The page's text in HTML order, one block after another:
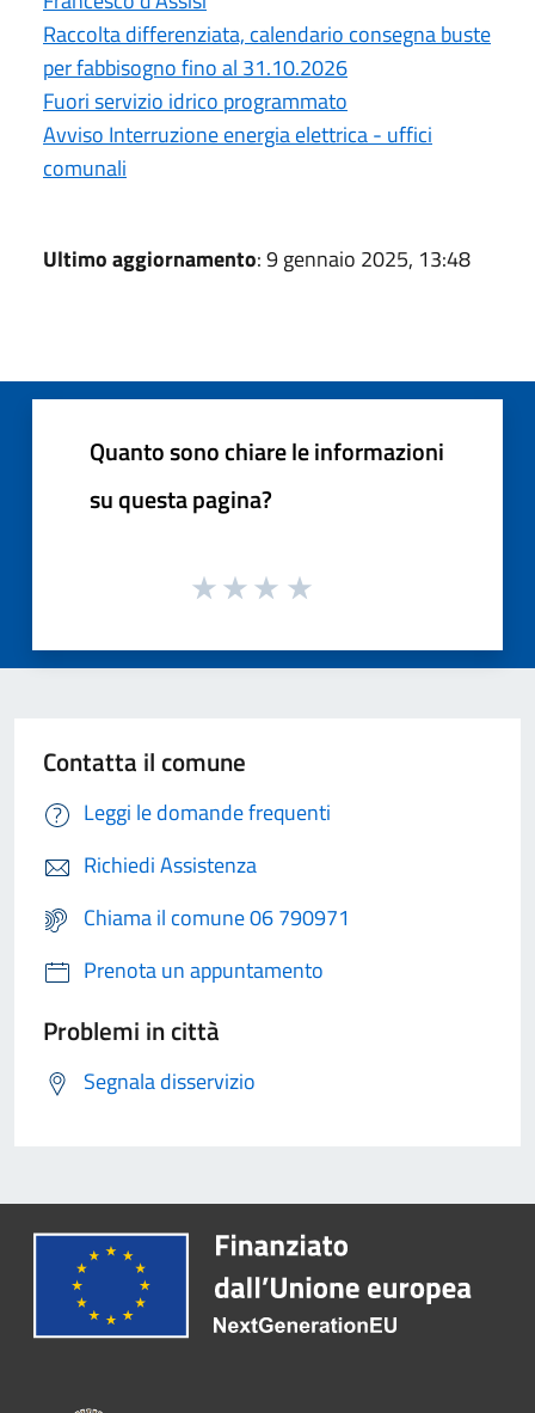
Raccolta differenziata, calendario consegna buste
per fabbisogno fino al 31.10.2026
Fuori servizio idrico programmato
Avviso Interruzione energia elettrica - uffici
comunali
Ultimo aggiornamento: 9 gennaio 2025, 13:48
Quanto sono chiare le informazioni
su questa pagina?
Contatta il comune
Leggi le domande frequenti
Richiedi Assistenza
Chiama il comune 06 790971
Prenota un appuntamento
Problemi in città
Segnala disservizio